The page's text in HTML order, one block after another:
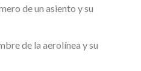
de un asiento y su
de la aerolínea y su